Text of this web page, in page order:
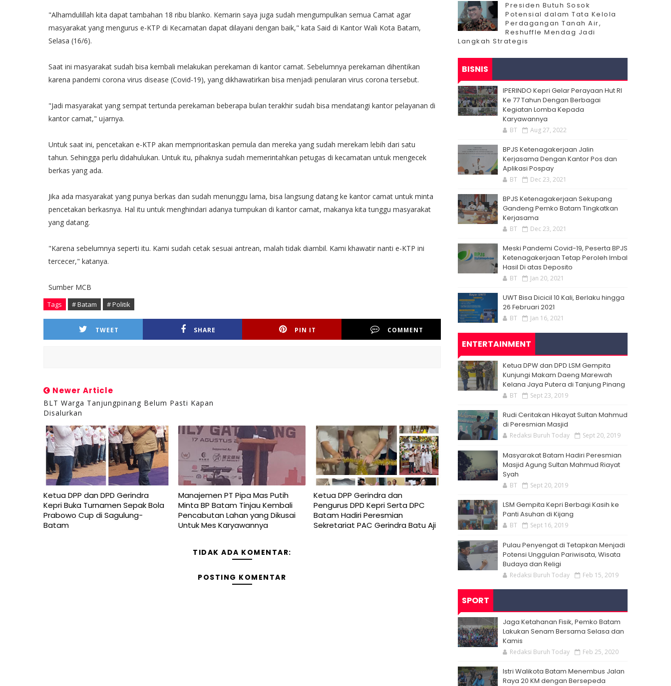
"Alhamdulillah kita dapat tambahan 18 ribu blanko. Kemarin saya juga sudah mengumpulkan semua Camat agar
masyarakat yang mengurus e-KTP di Kecamatan dapat dilayani dengan baik," kata Said di Kantor Wali Kota Batam,
Selasa (16/6).
Saat ini masyarakat sudah bisa kembali melakukan perekaman di kantor camat. Sebelumnya perekaman dihentikan
karena pandemi corona virus disease (Covid-19), yang dikhawatirkan bisa menjadi penularan virus corona tersebut.
"Jadi masyarakat yang sempat tertunda perekaman beberapa bulan terakhir sudah bisa mendatangi kantor pelayanan di
kantor camat," ujarnya.
Untuk saat ini, pencetakan e-KTP akan memprioritaskan pemula dan mereka yang sudah merekam lebih dari satu
tahun. Sehingga perlu didahulukan. Untuk itu, pihaknya sudah memerintahkan petugas di kecamatan untuk mengecek
berkas yang ada.
Jika ada masyarakat yang punya berkas dan sudah menunggu lama, bisa langsung datang ke kantor camat untuk minta
pencetakan berkasnya. Hal itu untuk menghindari adanya tumpukan di kantor camat, makanya kita tunggu masyarakat
yang datang.
"Karena sebelumnya seperti itu. Kami sudah cetak sesuai antrean, malah tidak diambil. Kami khawatir nanti e-KTP ini
tercecer," katanya.
Sumber MCB
Tags # Batam # Politik
TWEET SHARE PIN IT COMMENT
Newer Article
BLT Warga Tanjungpinang Belum Pasti Kapan
Disalurkan
Ketua DPP dan DPD Gerindra
Kepri Buka Turnamen Sepak Bola
Prabowo Cup di Sagulung-
Batam
Manajemen PT Pipa Mas Putih
Minta BP Batam Tinjau Kembali
Pencabutan Lahan yang Dikusai
Untuk Mes Karyawannya
Ketua DPP Gerindra dan
Pengurus DPD Kepri Serta DPC
Batam Hadiri Peresmian
Sekretariat PAC Gerindra Batu Aji
TIDAK ADA KOMENTAR:
POSTING KOMENTAR
Presiden Butuh Sosok
Potensial dalam Tata Kelola
Perdagangan Tanah Air,
Reshuffle Mendag Jadi
Langkah Strategis
BISNIS
IPERINDO Kepri Gelar Perayaan Hut RI
Ke 77 Tahun Dengan Berbagai
Kegiatan Lomba Kepada
Karyawannya
BT Aug 27, 2022
BPJS Ketenagakerjaan Jalin
Kerjasama Dengan Kantor Pos dan
Aplikasi Pospay
BT Dec 23, 2021
BPJS Ketenagakerjaan Sekupang
Gandeng Pemko Batam Tingkatkan
Kerjasama
BT Dec 23, 2021
Meski Pandemi Covid-19, Peserta BPJS
Ketenagakerjaan Tetap Peroleh Imbal
Hasil Di atas Deposito
BT Jan 20, 2021
UWT Bisa Dicicil 10 Kali, Berlaku hingga
26 Februari 2021
BT Jan 16, 2021
ENTERTAINMENT
Ketua DPW dan DPD LSM Gempita
Kunjungi Makam Daeng Marewah
Kelana Jaya Putera di Tanjung Pinang
BT Sept 23, 2019
Rudi Ceritakan Hikayat Sultan Mahmud
di Peresmian Masjid
Redaksi Buruh Today Sept 20, 2019
Masyarakat Batam Hadiri Peresmian
Masjid Agung Sultan Mahmud Riayat
Syah
BT Sept 20, 2019
LSM Gempita Kepri Berbagi Kasih ke
Panti Asuhan di Kijang
BT Sept 16, 2019
Pulau Penyengat di Tetapkan Menjadi
Potensi Unggulan Pariwisata, Wisata
Budaya dan Religi
Redaksi Buruh Today Feb 15, 2019
SPORT
Jaga Ketahanan Fisik, Pemko Batam
Lakukan Senam Bersama Selasa dan
Kamis
Redaksi Buruh Today Feb 25, 2020
Istri Walikota Batam Menembus Jalan
Raya 20 KM dengan Bersepeda